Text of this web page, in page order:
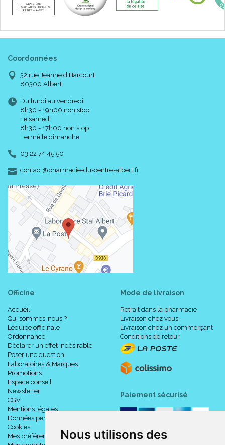
Nous utilisons des
Coordonnées
32 rue Jeanne d’Harcourt
80300 Albert
Du lundi au vendredi
8h30 - 19h00 non stop
Le samedi
8h30 - 17h00 non stop
Fermé le dimanche
03 22 74 45 50
contact-
@-
pharmacie-du-centre-albert.fr
Officine
Accueil
Qui sommes-nous ?
L’équipe officinale
Ordonnance
Déclarer un effet indésirable
Poser une question
Laboratoires & Marques
Promotions
Espace conseil
Newsletter
CGV
Mentions légales
Données personnelles
Cookies
Mes préférences Cookies
Mode de livraison
Retrait dans la pharmacie
Livraison chez vous
Livraison chez un commerçant
Conditions de retour
Paiement sécurisé